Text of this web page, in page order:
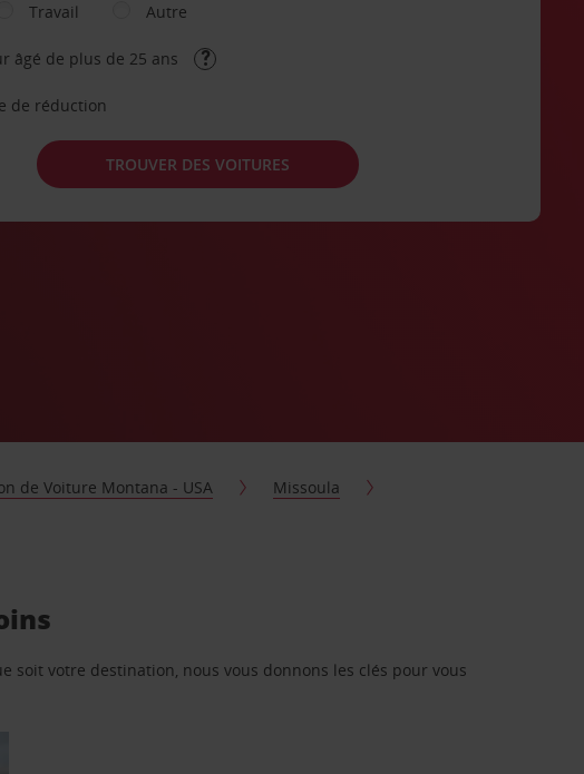
Travail Autre
âgé de plus de 25 ans
de réduction
TROUVER DES VOITURES
de Voiture Montana - USA
Missoula
votre destination, nous vous donnons les clés pour vous